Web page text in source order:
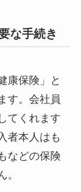
な手続き
康保険」と
す。会社員
てくれます
者本人はも
などの保険
。